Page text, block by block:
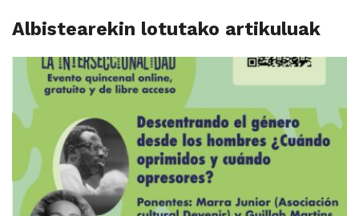
Albistearekin lotutako artikuluak